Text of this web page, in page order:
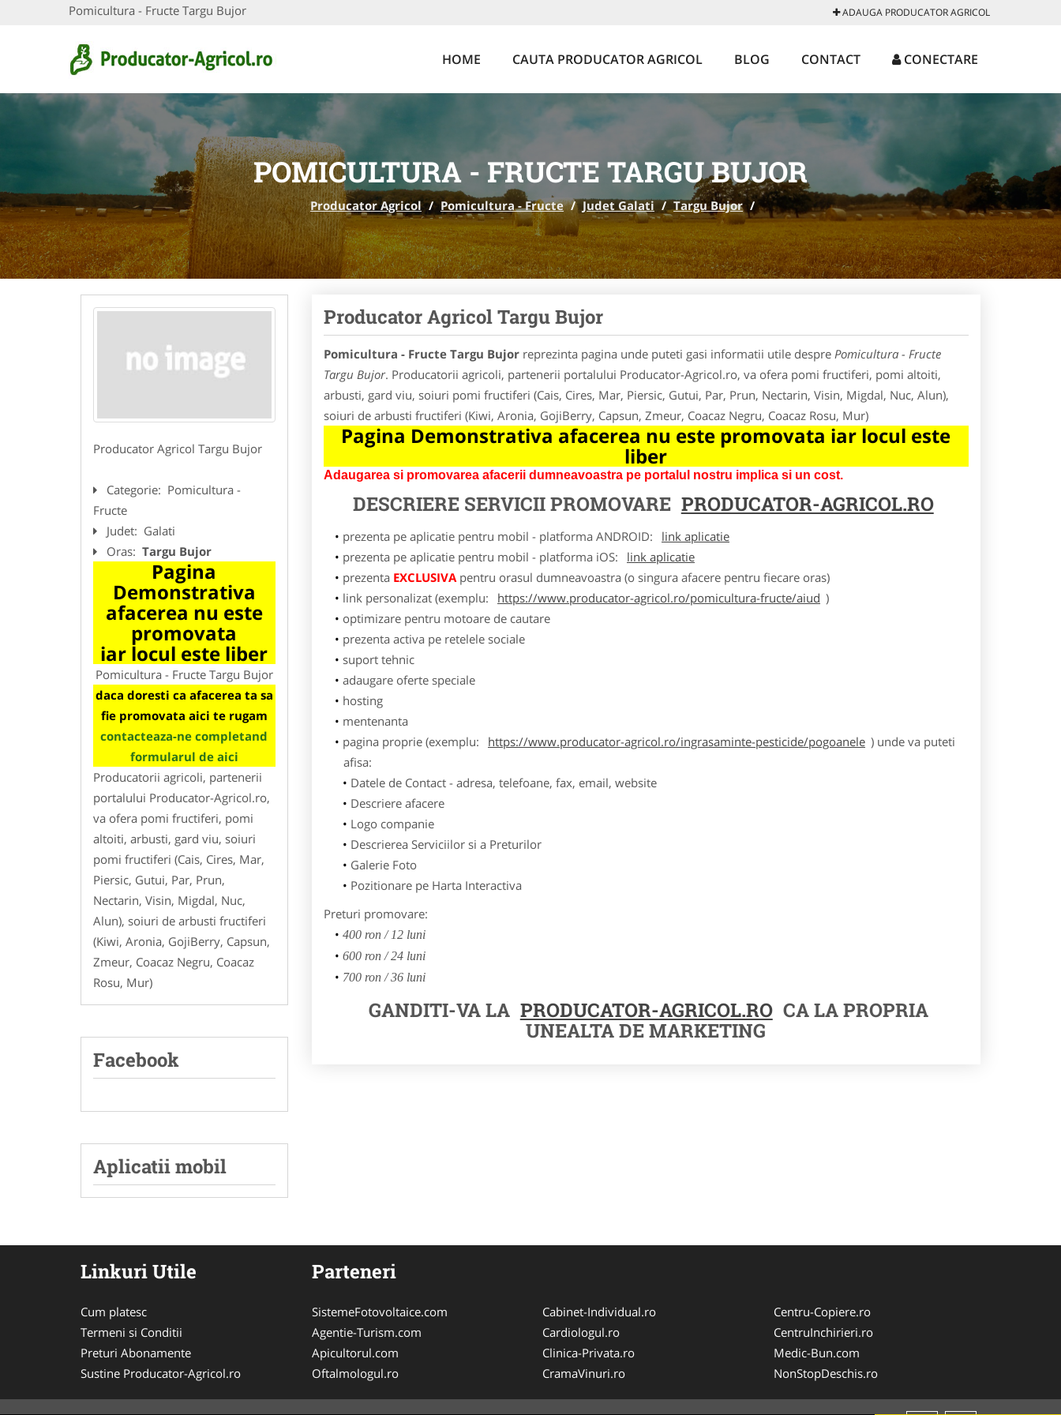
Pomicultura - Fructe Targu Bujor ADAUGA PRODUCATOR AGRICOL
HOME CAUTA PRODUCATOR AGRICOL BLOG CONTACT CONECTARE
POMICULTURA - FRUCTE TARGU BUJOR
Producator Agricol / Pomicultura - Fructe / Judet Galati / Targu Bujor /
Producator Agricol Targu Bujor
Categorie: Pomicultura -
Fructe
Judet: Galati
Oras: Targu Bujor
Pagina
Demonstrativa
afacerea nu este
promovata
iar locul este liber
Pomicultura - Fructe Targu Bujor
daca doresti ca afacerea ta sa
fie promovata aici te rugam
contacteaza-ne completand
formularul de aici
Producatorii agricoli, partenerii
portalului Producator-Agricol.ro,
va ofera pomi fructiferi, pomi
altoiti, arbusti, gard viu, soiuri
pomi fructiferi (Cais, Cires, Mar,
Piersic, Gutui, Par, Prun,
Nectarin, Visin, Migdal, Nuc,
Alun), soiuri de arbusti fructiferi
(Kiwi, Aronia, GojiBerry, Capsun,
Zmeur, Coacaz Negru, Coacaz
Rosu, Mur)
Facebook
Aplicatii mobil
Producator Agricol Targu Bujor
Pomicultura - Fructe Targu Bujorreprezinta pagina unde puteti gasi informatii utile despre Pomicultura - Fructe
Targu Bujor. Producatorii agricoli, partenerii portalului Producator-Agricol.ro, va ofera pomi fructiferi, pomi altoiti,
arbusti, gard viu, soiuri pomi fructiferi (Cais, Cires, Mar, Piersic, Gutui, Par, Prun, Nectarin, Visin, Migdal, Nuc, Alun),
soiuri de arbusti fructiferi (Kiwi, Aronia, GojiBerry, Capsun, Zmeur, Coacaz Negru, Coacaz Rosu, Mur)
Pagina Demonstrativa afacerea nu este promovata iar locul este
liber
Adaugarea si promovarea afacerii dumneavoastra pe portalul nostru implica si un cost.
DESCRIERE SERVICII PROMOVARE PRODUCATOR-AGRICOL.RO
prezenta pe aplicatie pentru mobil - platforma ANDROID:
link aplicatie
prezenta pe aplicatie pentru mobil - platforma iOS:
link aplicatie
prezenta EXCLUSIVApentru orasul dumneavoastra (o singura afacere pentru fiecare oras)
link personalizat (exemplu:
https://www.producator-agricol.ro/pomicultura-fructe/aiud )
optimizare pentru motoare de cautare
prezenta activa pe retelele sociale
suport tehnic
adaugare oferte speciale
hosting
mentenanta
pagina proprie (exemplu:
https://www.producator-agricol.ro/ingrasaminte-pesticide/pogoanele ) unde va puteti
afisa:
Datele de Contact - adresa, telefoane, fax, email, website
Descriere afacere
Logo companie
Descrierea Serviciilor si a Preturilor
Galerie Foto
Pozitionare pe Harta Interactiva
Preturi promovare:
400 ron / 12 luni
600 ron / 24 luni
700 ron / 36 luni
GANDITI-VA LA PRODUCATOR-AGRICOL.RO CA LA PROPRIA
UNEALTA DE MARKETING
Linkuri Utile
Cum platesc
Termeni si Conditii
Preturi Abonamente
Sustine Producator-Agricol.ro
Parteneri
SistemeFotovoltaice.com
Agentie-Turism.com
Apicultorul.com
Oftalmologul.ro
Cabinet-Individual.ro
Cardiologul.ro
Clinica-Privata.ro
CramaVinuri.ro
Centru-Copiere.ro
CentruInchirieri.ro
Medic-Bun.com
NonStopDeschis.ro